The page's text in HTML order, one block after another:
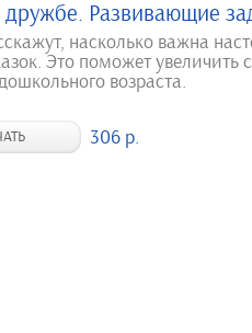
дружбе. Развивающие
насколько важна
Это поможет увеличить
возраста.
306 р.